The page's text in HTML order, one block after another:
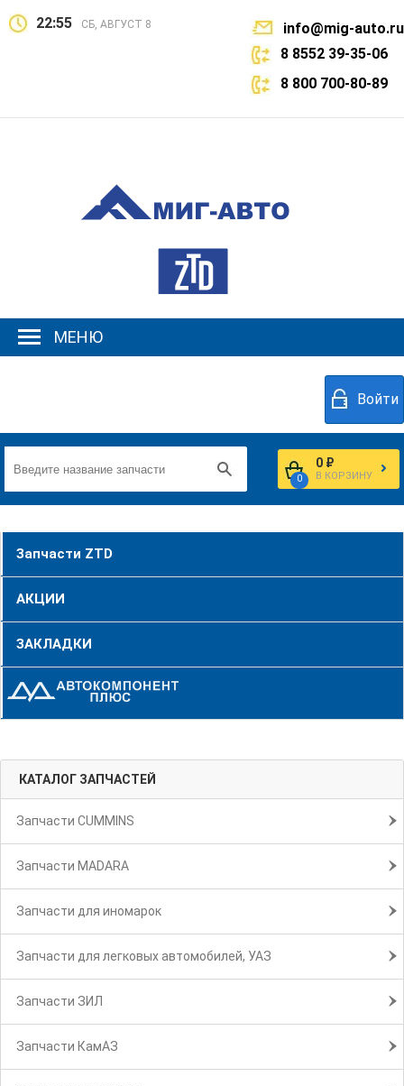
22:55 СБ, АВГУСТ 8
info@mig-auto.ru
8 8552 39-35-06
8 800 700-80-89
МЕНЮ
Войти
0
0 ₽
В КОРЗИНУ
Запчасти ZTD
АКЦИИ
ЗАКЛАДКИ
КАТАЛОГ ЗАПЧАСТЕЙ
Запчасти CUMMINS
Запчасти MADARA
Запчасти для иномарок
Запчасти для легковых автомобилей, УАЗ
Запчасти ЗИЛ
Запчасти КамАЗ